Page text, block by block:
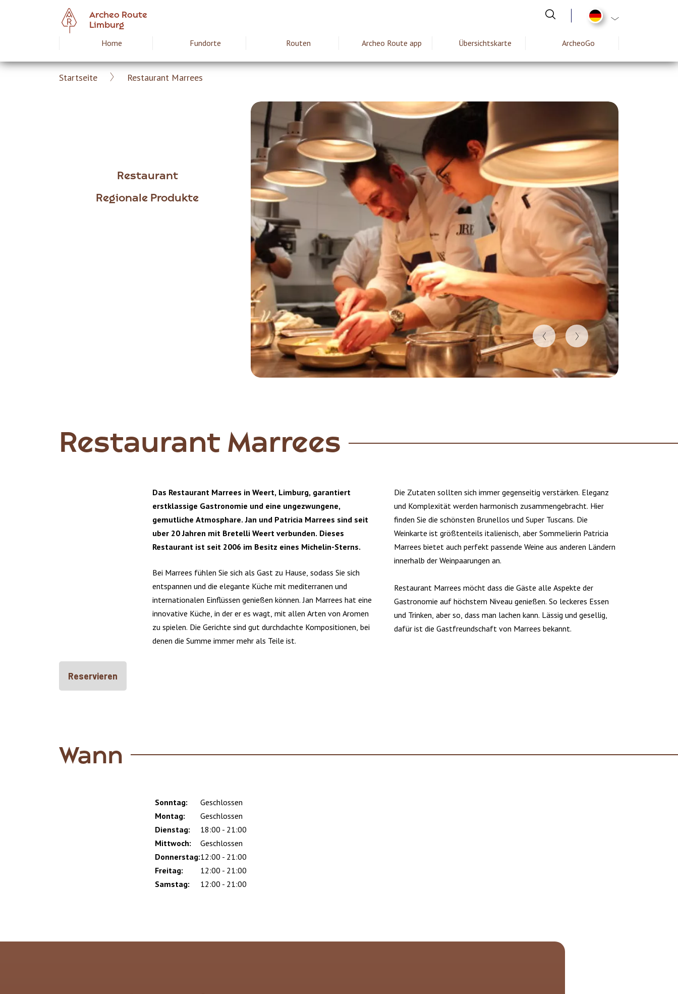
List additional
Archeo Route
Limburg
Hoofdnavigatie
Archeoroute
Home Fundorte Routen Archeo Route app Übersichtskarte ArcheoGo
Breadcrumb
Startseite Restaurant Marrees
Restaurant
Regionale Produkte
Restaurant Marrees
Das Restaurant Marrees in Weert, Limburg, garantiert
erstklassige Gastronomie und eine ungezwungene,
gemutliche Atmosphare. Jan und Patricia Marrees sind seit
uber 20 Jahren mit Bretelli Weert verbunden. Dieses
Restaurant ist seit 2006 im Besitz eines Michelin-Sterns.
Bei Marrees fühlen Sie sich als Gast zu Hause, sodass Sie sich
entspannen und die elegante Küche mit mediterranen und
internationalen Einflüssen genießen können. Jan Marrees hat eine
innovative Küche, in der er es wagt, mit allen Arten von Aromen
zu spielen. Die Gerichte sind gut durchdachte Kompositionen, bei
denen die Summe immer mehr als Teile ist.
Die Zutaten sollten sich immer gegenseitig verstärken. Eleganz
und Komplexität werden harmonisch zusammengebracht. Hier
finden Sie die schönsten Brunellos und Super Tuscans. Die
Weinkarte ist größtenteils italienisch, aber Sommelierin Patricia
Marrees bietet auch perfekt passende Weine aus anderen Ländern
innerhalb der Weinpaarungen an.
Restaurant Marrees möcht dass die Gäste alle Aspekte der
Gastronomie auf höchstem Niveau genießen. So leckeres Essen
und Trinken, aber so, dass man lachen kann. Lässig und gesellig,
dafür ist die Gastfreundschaft von Marrees bekannt.
Reservieren
Wann
Day
Time
slot
Comment
Sonntag:
Geschlossen
Montag:
Geschlossen
Dienstag:
18:00 - 21:00
Mittwoch:
Geschlossen
Donnerstag:12:00 - 21:00
Freitag:
12:00 - 21:00
Samstag:
12:00 - 21:00